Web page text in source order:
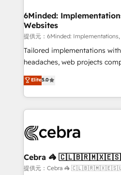
from other CRMs to HubSpot
downtime. 🔹 RevOps Strategy: Align teams,
processes, and data to drive
Integrations: Connect
for better adoption. 🔹 Custom Solutions: Build
SOC 2 Type II and ISO 27001
our commitment to data
6Minded:
Websites
提供元：6Minded:
Tailored implementations
headaches, web projects
house team of certified CRM
developers, designers, and
aspects of your HubSpot. ✨ 400+ global clients ✨
100+ seamless migrations
implementations, and 5,000+
CS: 245% organic growth &
full-funnel HubSpot project ✨
Elite5.0
Cebra 🦓
提供元：Cebra 🦓